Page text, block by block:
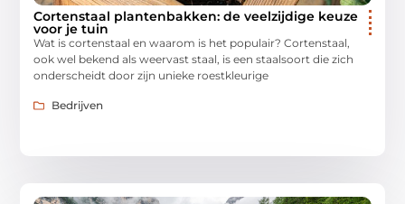
Cortenstaal plantenbakken: de veelzijdige keuze
voor je tuin
Wat is cortenstaal en waarom is het populair? Cortenstaal,
ook wel bekend als weervast staal, is een staalsoort die zich
onderscheidt door zijn unieke roestkleurige
Bedrijven